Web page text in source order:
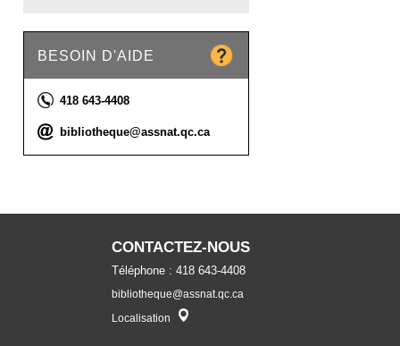
BESOIN D'AIDE
Téléphone :
418 643-4408
Courriel :
bibliotheque@assnat.qc.ca
CONTACTEZ-NOUS
Téléphone : 418 643-4408
bibliotheque@assnat.qc.ca
Localisation